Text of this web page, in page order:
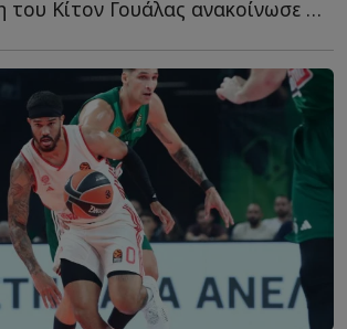
Την απόκτηση του Κίτον Γουάλας ανακοίνωσε η Μακάμπι Τ...